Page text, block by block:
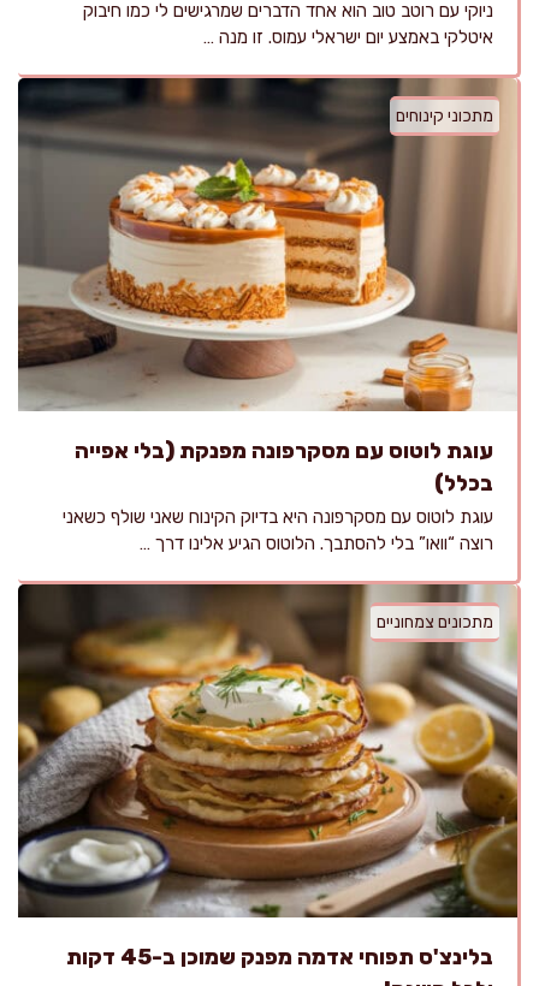
ניוקי עם רוטב טוב הוא אחד הדברים שמרגישים לי כמו חיבוק
איטלקי באמצע יום ישראלי עמוס. זו מנה …
מתכוני קינוחים
עוגת לוטוס עם מסקרפונה מפנקת (בלי אפייה
בכלל)
עוגת לוטוס עם מסקרפונה היא בדיוק הקינוח שאני שולף כשאני
רוצה “וואו” בלי להסתבך. הלוטוס הגיע אלינו דרך …
מתכונים צמחוניים
בלינצ'ס תפוחי אדמה מפנק שמוכן ב-45 דקות